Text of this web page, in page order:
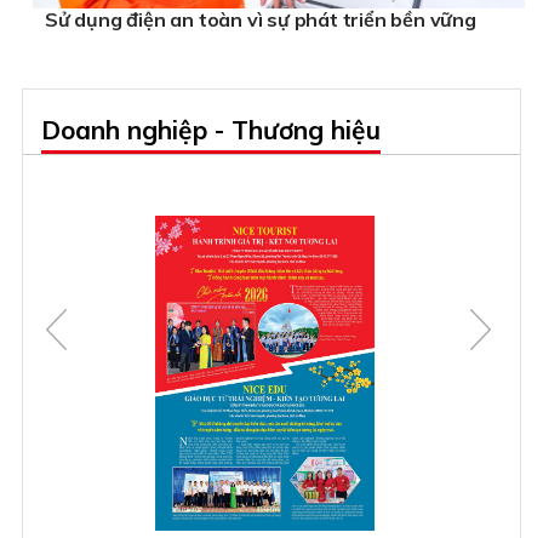
Sử dụng điện an toàn vì sự phát triển bền vững
Doanh nghiệp - Thương hiệu